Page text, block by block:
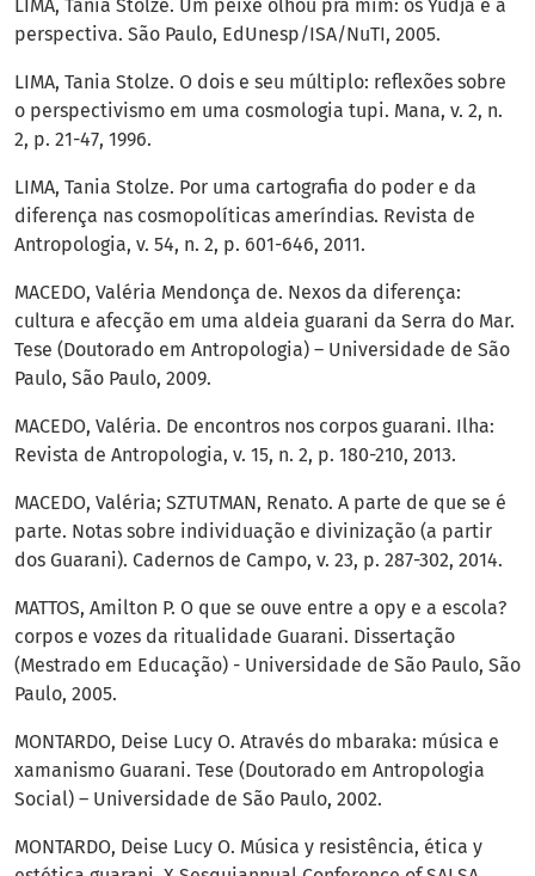
LIMA, Tania Stolze. Um peixe olhou pra mim: os Yudjá e a
perspectiva. São Paulo, EdUnesp/ISA/NuTI, 2005.
LIMA, Tania Stolze. O dois e seu múltiplo: reflexões sobre
o perspectivismo em uma cosmologia tupi. Mana, v. 2, n.
2, p. 21-47, 1996.
LIMA, Tania Stolze. Por uma cartografia do poder e da
diferença nas cosmopolíticas ameríndias. Revista de
Antropologia, v. 54, n. 2, p. 601-646, 2011.
MACEDO, Valéria Mendonça de. Nexos da diferença:
cultura e afecção em uma aldeia guarani da Serra do Mar.
Tese (Doutorado em Antropologia) – Universidade de São
Paulo, São Paulo, 2009.
MACEDO, Valéria. De encontros nos corpos guarani. Ilha:
Revista de Antropologia, v. 15, n. 2, p. 180-210, 2013.
MACEDO, Valéria; SZTUTMAN, Renato. A parte de que se é
parte. Notas sobre individuação e divinização (a partir
dos Guarani). Cadernos de Campo, v. 23, p. 287-302, 2014.
MATTOS, Amilton P. O que se ouve entre a opy e a escola?
corpos e vozes da ritualidade Guarani. Dissertação
(Mestrado em Educação) - Universidade de São Paulo, São
Paulo, 2005.
MONTARDO, Deise Lucy O. Através do mbaraka: música e
xamanismo Guarani. Tese (Doutorado em Antropologia
Social) – Universidade de São Paulo, 2002.
MONTARDO, Deise Lucy O. Música y resistência, ética y